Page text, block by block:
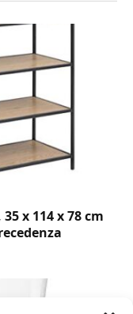
x 114 x 78 cm